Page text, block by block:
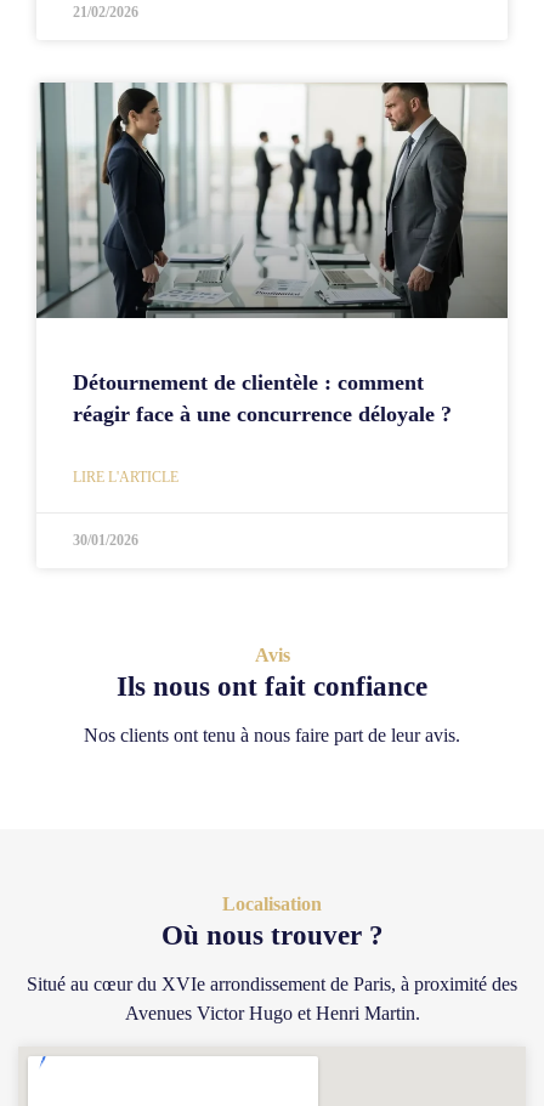
21/02/2026
Détournement de clientèle : comment
réagir face à une concurrence déloyale ?
LIRE L'ARTICLE
30/01/2026
Avis
Ils nous ont fait confiance
Nos clients ont tenu à nous faire part de leur avis.
Localisation
Où nous trouver ?
Situé au cœur du XVIe arrondissement de Paris, à proximité des
Avenues Victor Hugo et Henri Martin.